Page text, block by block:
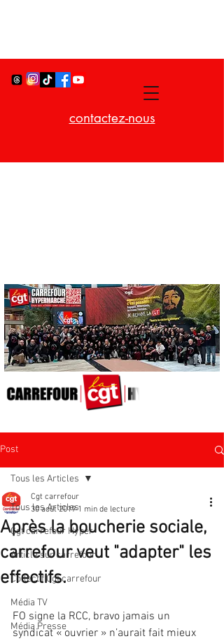
contactez-nous
Post
Tous les Articles
Cgt carrefour Hyper
Article sur carrefour
Collectif Cgt carrefour
Média TV
Média Presse
Tous les Articles
Après la boucherie sociale,
carrefour veut "adapter" les
effectifs.
Cgt carrefour
30 août 2019 1 min de lecture
FO signe la RCC, bravo jamais un
syndicat « ouvrier » n’aurait fait mieux